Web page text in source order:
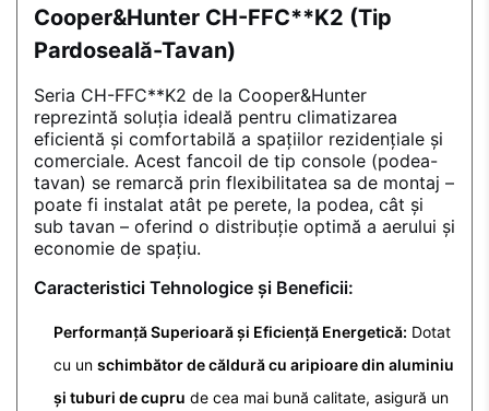
Cooper&Hunter CH-FFC**K2 (Tip
Pardoseală-Tavan)
Seria CH-FFC**K2 de la Cooper&Hunter
reprezintă soluția ideală pentru climatizarea
eficientă și comfortabilă a spațiilor rezidențiale și
comerciale. Acest fancoil de tip console (podea-
tavan) se remarcă prin flexibilitatea sa de montaj –
poate fi instalat atât pe perete, la podea, cât și
sub tavan – oferind o distribuție optimă a aerului și
economie de spațiu.
Caracteristici Tehnologice și Beneficii:
Performanță Superioară și Eficiență Energetică: Dotat
cu un schimbător de căldură cu aripioare din aluminiu
și tuburi de cupru de cea mai bună calitate, asigură un